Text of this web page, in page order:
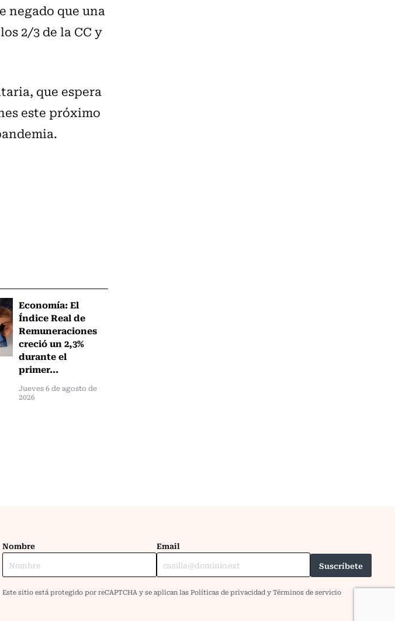
negado que una
2/3 de la CC y
que espera
este próximo
Economía: El
Índice Real de
Remuneraciones
creció un 2,3%
durante el
primer...
Jueves 6 de agosto de
2026